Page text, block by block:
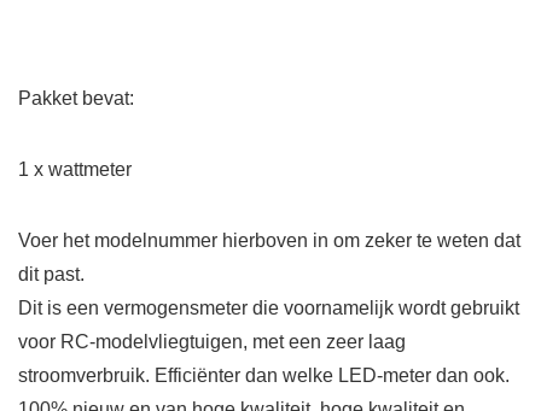
Pakket bevat:
1 x wattmeter
Voer het modelnummer hierboven in om zeker te weten dat
dit past.
Dit is een vermogensmeter die voornamelijk wordt gebruikt
voor RC-modelvliegtuigen, met een zeer laag
stroomverbruik. Efficiënter dan welke LED-meter dan ook.